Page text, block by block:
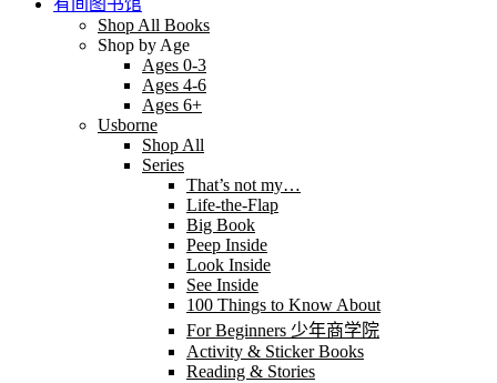
有间图书馆
Shop All Books
Shop by Age
Ages 0-3
Ages 4-6
Ages 6+
Usborne
Shop All
Series
That’s not my…
Life-the-Flap
Big Book
Peep Inside
Look Inside
See Inside
100 Things to Know About
For Beginners 少年商学院
Activity & Sticker Books
Reading & Stories